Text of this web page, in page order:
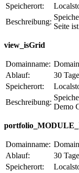
Speicherort:
Beschreibung:
Seite
view_isGrid
Domainname:
Ablauf:
30 Tage
Speicherort:
Beschreibung:
Demo
Domainname:
Ablauf:
30 Tage
Speicherort: